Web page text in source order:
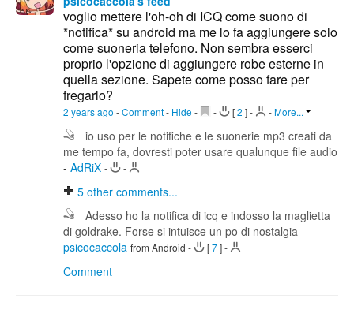
voglio mettere l'oh-oh di ICQ come suono di
*notifica* su android ma me lo fa aggiungere solo
come suoneria telefono. Non sembra esserci
proprio l'opzione di aggiungere robe esterne in
quella sezione. Sapete come posso fare per
fregarlo?
2 years ago -Comment- Hide - - [2 ]- -More...
io uso per le notifiche e le suonerie mp3 creati da
me tempo fa, dovresti poter usare qualunque file audio
- AdRiX - -
5 other comments...
Adesso ho la notifica di icq e indosso la maglietta
di goldrake. Forse si intuisce un po di nostalgia -
psicocaccola from Android - [7]-
Comment